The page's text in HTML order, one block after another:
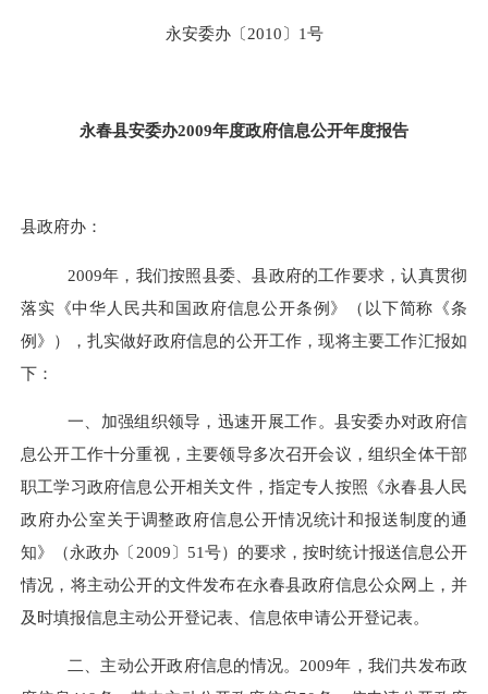
永安委办〔2010〕 1号
永春县安委办2009年度政府信息公开年度报告
县政府办：
2009年，我们按照县委、县政府的工作要求，认真贯彻
落实《中华人民共和国政府信息公开条例》（以下简称《条
例》），扎实做好政府信息的公开工作，现将主要工作汇报如
下：
一、加强组织领导，迅速开展工作。县安委办对政府信
息公开工作十分重视，主要领导多次召开会议，组织全体干部
职工学习政府信息公开相关文件，指定专人按照《永春县人民
政府办公室关于调整政府信息公开情况统计和报送制度的通
知》（永政办〔 2009〕 51号）的要求，按时统计报送信息公开
情况，将主动公开的文件发布在永春县政府信息公众网上，并
及时填报信息主动公开登记表、信息依申请公开登记表。
二、主动公开政府信息的情况。2009年，我们共发布政